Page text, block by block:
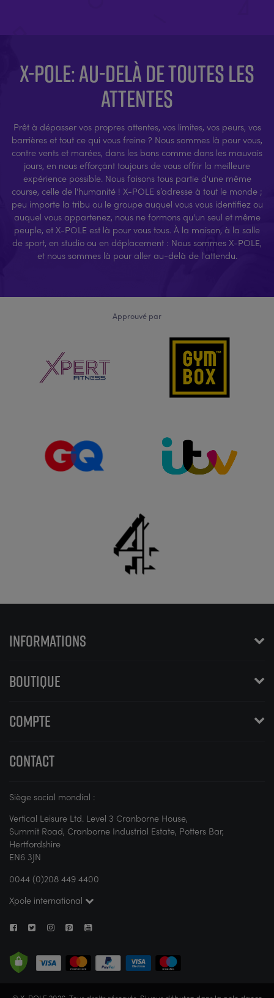
X-POLE: AU-DELÀ DE TOUTES LES
ATTENTES
Prêt à dépasser vos propres attentes, vos limites, vos peurs, vos
barrières et tout ce qui vous freine ? Nous sommes là pour vous,
contre vents et marées, dans les bons comme dans les mauvais
jours, en nous efforçant toujours de vous offrir la meilleure
expérience possible. Nous faisons tous partie d'une même
course, celle de l'humanité ! X-POLE s’adresse à tout le monde ;
peu importe la tribu ou le groupe auquel vous vous identifiez ou
auquel vous appartenez, nous ne formons qu'un seul et même
peuple, et X-POLE est là pour vous tous. À la maison, à la salle
de sport, en studio ou en déplacement : Nous sommes X-POLE,
et nous sommes là pour aller au-delà de l'attendu.
Approuvé par
INFORMATIONS
BOUTIQUE
COMPTE
CONTACT
Siège social mondial :
Vertical Leisure Ltd. Level 3 Cranborne House,
Summit Road, Cranborne Industrial Estate, Potters Bar,
Hertfordshire
EN6 3JN
0044 (0)208 449 4400
Xpole international